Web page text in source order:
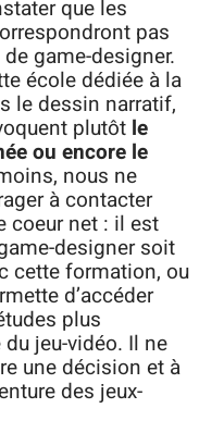
que les
pas
game-designer.
école dédiée à la
le dessin narratif,
plutôt le
ou encore le
nous ne
à contacter
coeur net : il est
designer soit
cette formation, ou
d’accéder
plus
jeu-vidéo. Il ne
une décision et à
des jeux-